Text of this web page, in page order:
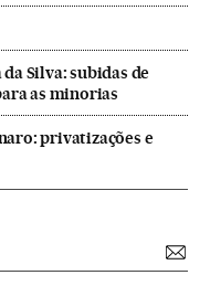
Silva: subidas de
as minorias
privatizações e